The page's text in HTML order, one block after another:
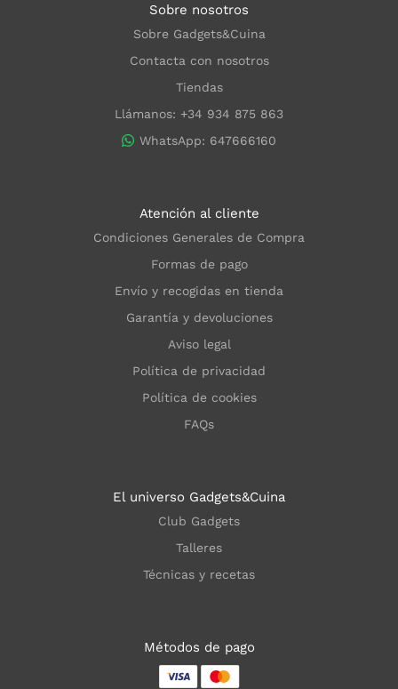
Sobre nosotros
Sobre Gadgets&Cuina
Contacta con nosotros
Tiendas
Llámanos: +34 934 875 863
WhatsApp: 647666160
Atención al cliente
Condiciones Generales de Compra
Formas de pago
Envío y recogidas en tienda
Garantía y devoluciones
Aviso legal
Política de privacidad
Política de cookies
FAQs
El universo Gadgets&Cuina
Club Gadgets
Talleres
Técnicas y recetas
Métodos de pago